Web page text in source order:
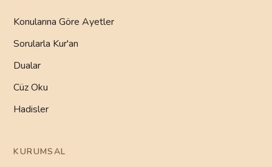
Konularına Göre Ayetler
Sorularla Kur'an
Dualar
Cüz Oku
Hadisler
KURUMSAL